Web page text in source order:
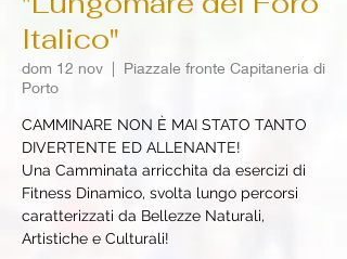
Italico"
dom 12 nov
  |
Piazzale fronte Capitaneria di
Porto
CAMMINARE NON È MAI STATO TANTO
DIVERTENTE ED ALLENANTE!
Una Camminata arricchita da esercizi di
Fitness Dinamico, svolta lungo percorsi
caratterizzati da Bellezze Naturali,
Artistiche e Culturali!